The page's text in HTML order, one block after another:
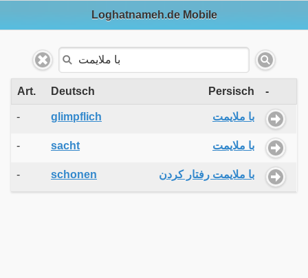
Loghatnameh.de Mobile
Art. Deutsch Persisch -
- glimpflich با ملایمت
- sacht با ملایمت
- schonen با ملایمت رفتار کردن